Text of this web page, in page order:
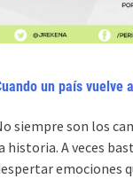
un país vuelve
siempre son los
historia. A veces
emociones